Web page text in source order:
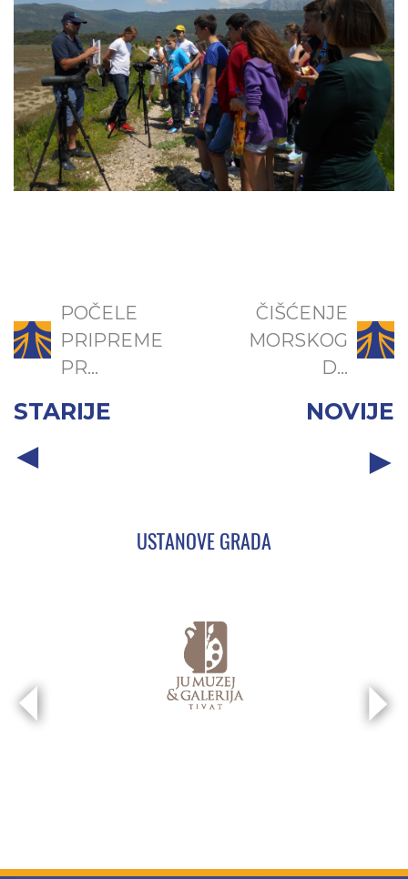
POČELE
PRIPREME
PR...
STARIJE
ČIŠĆENJE
MORSKOG
D...
NOVIJE
USTANOVE GRADA